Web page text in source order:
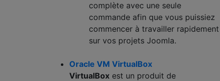
complète avec une seule
commande afin que vous puissiez
commencer à travailler rapidement
sur vos projets Joomla.
Oracle VM VirtualBox
VirtualBox est un produit de